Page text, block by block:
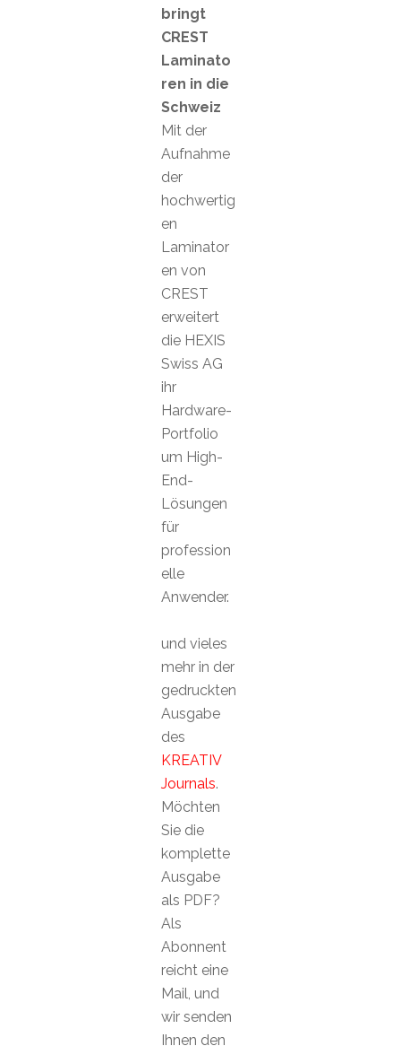
bringt
CREST
Laminato
ren in die
Schweiz
Mit der
Aufnahme
der
hochwertig
en
Laminator
en von
CREST
erweitert
die HEXIS
Swiss AG
ihr
Hardware-
Portfolio
um High-
End-
Lösungen
für
profession
elle
Anwender.
und vieles
mehr in der
gedruckten
Ausgabe
des
KREATIV
Journals.
Möchten
Sie die
komplette
Ausgabe
als PDF?
Als
Abonnent
reicht eine
Mail, und
wir senden
Ihnen den